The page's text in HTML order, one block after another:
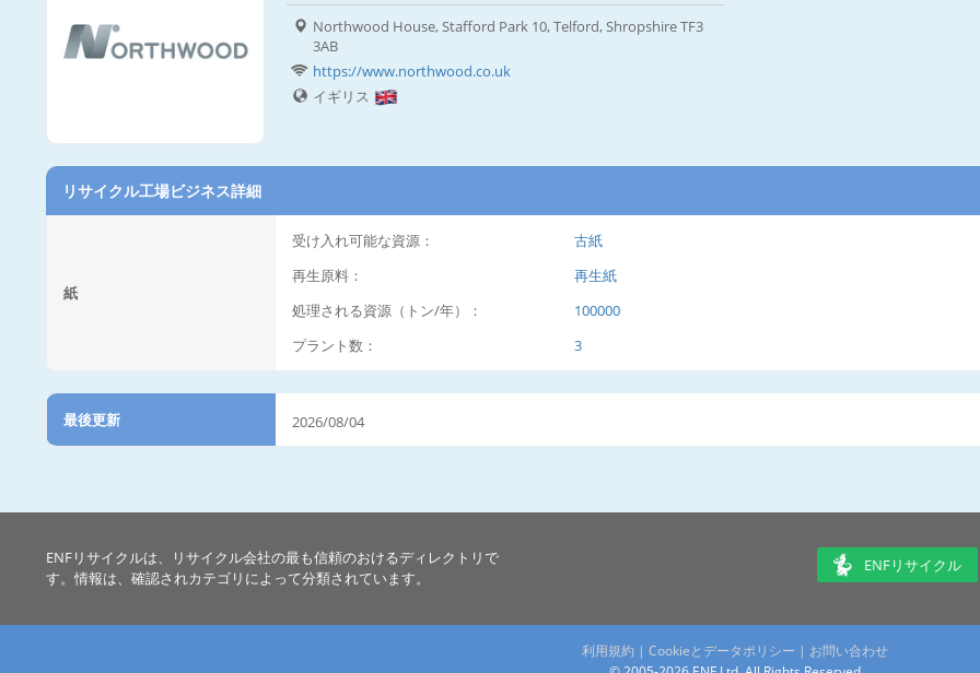
Northwood House, Stafford Park 10, Telford, Shropshire TF3
3AB
https://www.northwood.co.uk
イギリス
リサイクル工場ビジネス詳細
紙
受け入れ可能な資源：
古紙
再生原料：
再生紙
処理される資源（トン/年）：
100000
プラント数：
3
最後更新 2026/08/04
ENFリサイクルは、リサイクル会社の最も信頼のおけるディレクトリで
す。情報は、確認されカテゴリによって分類されています。
ENFリサイクル
利用規約 | Cookieとデータポリシー | お問い合わせ